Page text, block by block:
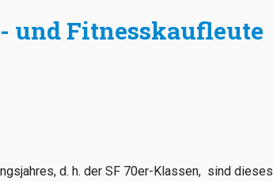
und Fitnesskaufleute
d. h. der SF 70er-Klassen, sind dieses